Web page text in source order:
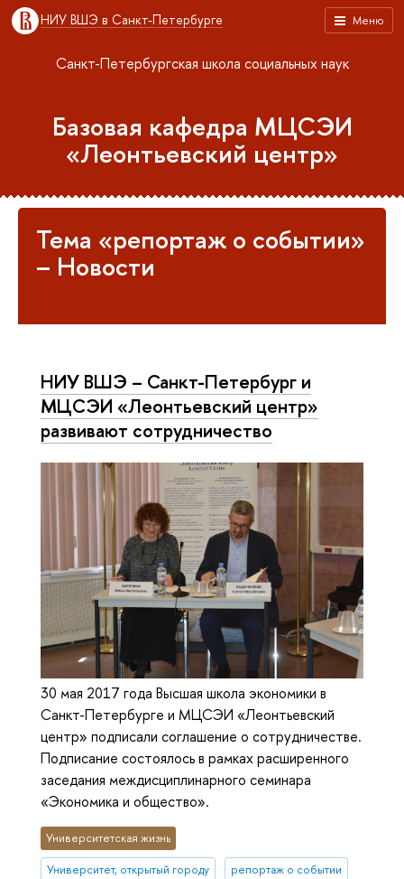
Меню
НИУ ВШЭ в Санкт-Петербурге
Санкт-Петербургская школа социальных наук
Базовая кафедра МЦСЭИ
«Леонтьевский центр»
Тема «репортаж о событии»
– Новости
НИУ ВШЭ – Санкт-Петербург и
МЦСЭИ «Леонтьевский центр»
развивают сотрудничество
30 мая 2017 года Высшая школа экономики в
Санкт-Петербурге и МЦСЭИ «Леонтьевский
центр» подписали соглашение о сотрудничестве.
Подписание состоялось в рамках расширенного
заседания междисциплинарного семинара
«Экономика и общество».
Университетская жизнь
Университет, открытый городу репортаж о событии